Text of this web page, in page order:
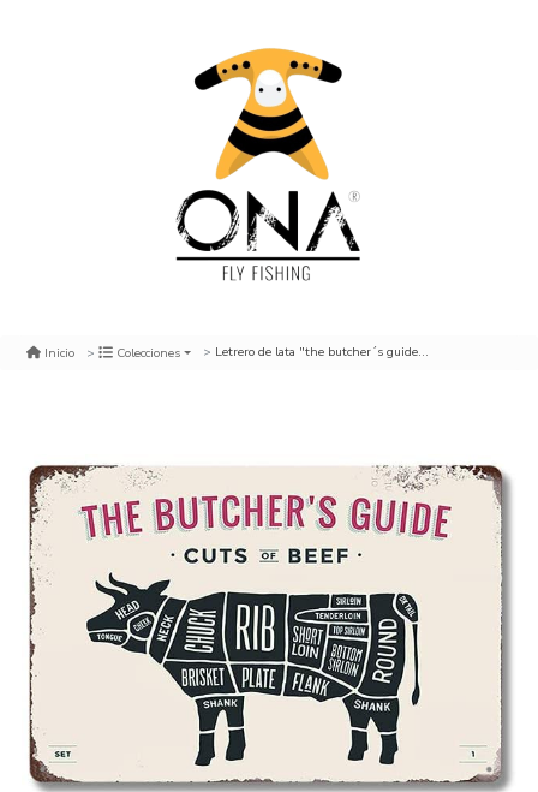
Inicio Colecciones Letrero de lata "the butcher´s guide" cuts of beef (30 x 20 cm)